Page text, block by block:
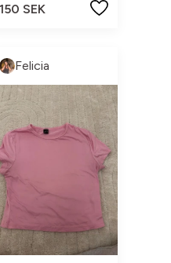
150 SEK
Felicia